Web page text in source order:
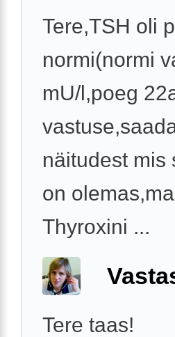
Tere,TSH oli
normi(normi
mU/l,poeg
näitudest mis
on
Thyroxini ...
Tere taas!